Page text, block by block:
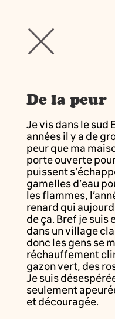
De la peur
Je vis dans le sud
années il y a de
peur que ma
porte ouverte
puissent
gamelles d’eau
les flammes,
renard qui
de ça. Bref je suis
dans un village
donc les gens se
réchauffement
gazon vert, des
Je suis
seulement
et découragée.